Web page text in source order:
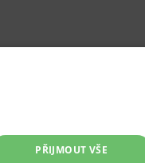
PŘIJMOUT VŠE